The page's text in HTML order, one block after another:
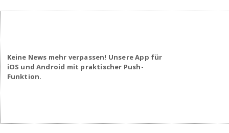
Keine News mehr verpassen! Unsere App für
iOS und Android mit praktischer Push-
Funktion.